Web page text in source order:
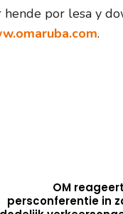
hende por lesa y
.
OM
persconferentie in